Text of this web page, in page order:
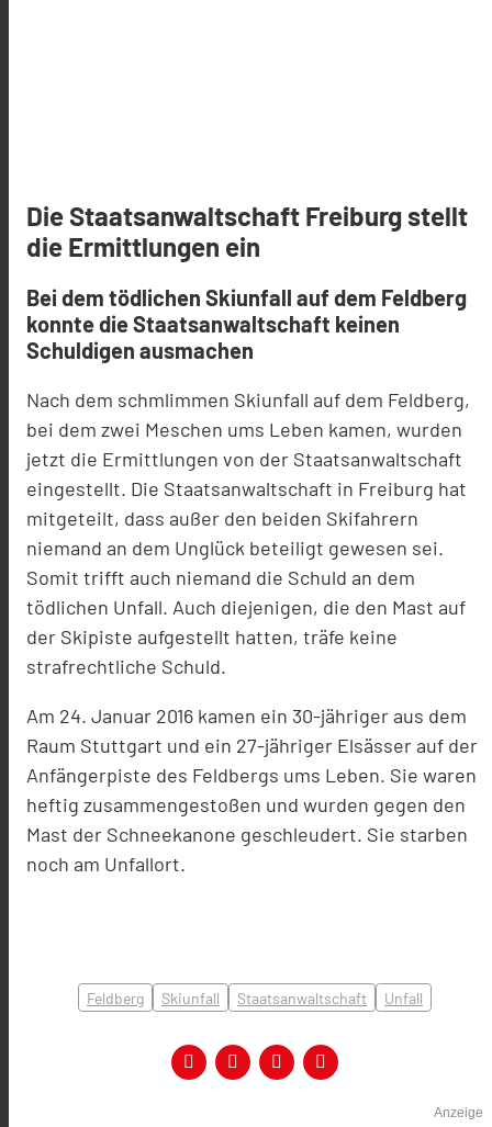
Die Staatsanwaltschaft Freiburg stellt
die Ermittlungen ein
Bei dem tödlichen Skiunfall auf dem Feldberg
konnte die Staatsanwaltschaft keinen
Schuldigen ausmachen
Nach dem schmlimmen Skiunfall auf dem Feldberg,
bei dem zwei Meschen ums Leben kamen, wurden
jetzt die Ermittlungen von der Staatsanwaltschaft
eingestellt. Die Staatsanwaltschaft in Freiburg hat
mitgeteilt, dass außer den beiden Skifahrern
niemand an dem Unglück beteiligt gewesen sei.
Somit trifft auch niemand die Schuld an dem
tödlichen Unfall. Auch diejenigen, die den Mast auf
der Skipiste aufgestellt hatten, träfe keine
strafrechtliche Schuld.
Am 24. Januar 2016 kamen ein 30-jähriger aus dem
Raum Stuttgart und ein 27-jähriger Elsässer auf der
Anfängerpiste des Feldbergs ums Leben. Sie waren
heftig zusammengestoßen und wurden gegen den
Mast der Schneekanone geschleudert. Sie starben
noch am Unfallort.
Feldberg Skiunfall Staatsanwaltschaft Unfall
Anzeige